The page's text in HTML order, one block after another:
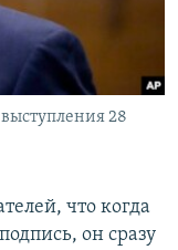
28
что когда
он сразу